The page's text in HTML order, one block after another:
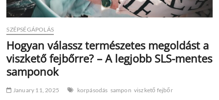
SZÉPSÉGÁPOLÁS
Hogyan válassz természetes megoldást a
viszkető fejbőrre? – A legjobb SLS-mentes
samponok
January 11, 2025 korpásodás sampon viszkető fejbőr